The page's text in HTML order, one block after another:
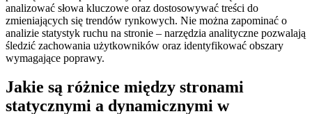
analizować słowa kluczowe oraz dostosowywać treści do
zmieniających się trendów rynkowych. Nie można zapominać o
analizie statystyk ruchu na stronie – narzędzia analityczne pozwalają
śledzić zachowania użytkowników oraz identyfikować obszary
wymagające poprawy.
Jakie są różnice między stronami
statycznymi a dynamicznymi w